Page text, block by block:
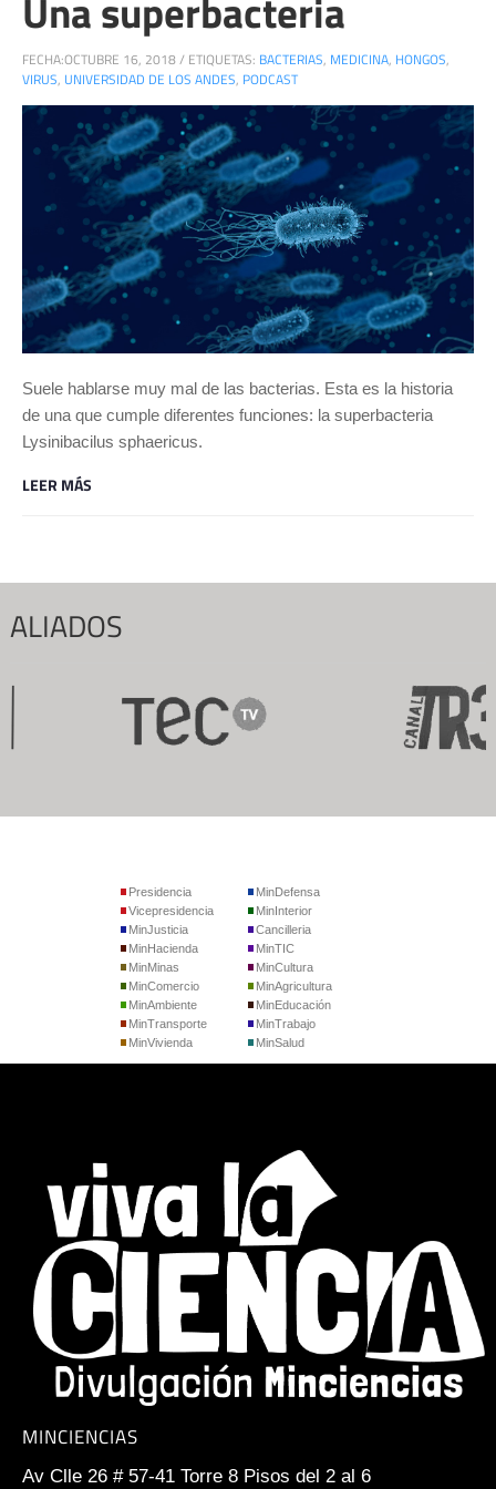
FECHA:OCTUBRE 16, 2018/ ETIQUETAS: BACTERIAS, MEDICINA, HONGOS,
VIRUS, UNIVERSIDAD DE LOS ANDES, PODCAST
Suele hablarse muy mal de las bacterias. Esta es la historia
de una que cumple diferentes funciones: la superbacteria
Lysinibacilus sphaericus.
LEER MÁS
ALIADOS
Presidencia
Vicepresidencia
MinJusticia
MinDefensa
MinInterior
Cancilleria
MinHacienda
MinMinas
MinComercio
MinTIC
MinCultura
MinAgricultura
MinAmbiente
MinTransporte
MinVivienda
MinEducación
MinTrabajo
MinSalud
MINCIENCIAS
Av Clle 26 # 57-41 Torre 8 Pisos del 2 al 6